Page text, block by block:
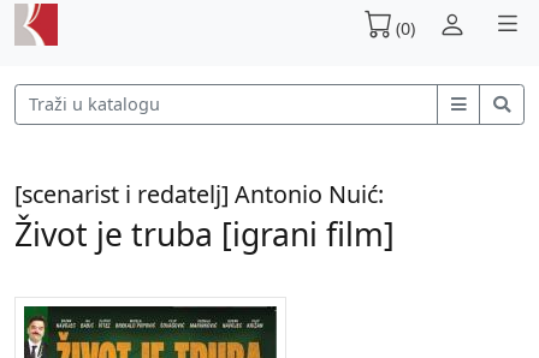
(0)
[scenarist i redatelj] Antonio Nuić:
Život je truba [igrani film]